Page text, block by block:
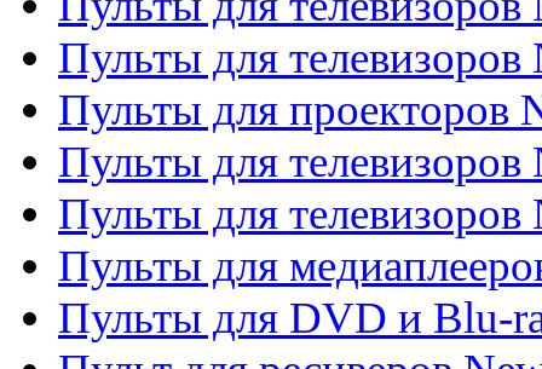
Пульты для телевизоров
Пульты для проекторов
Пульты для телевизоров
Пульты для телевизоров
Пульты для
Пульты для DVD и Blu-